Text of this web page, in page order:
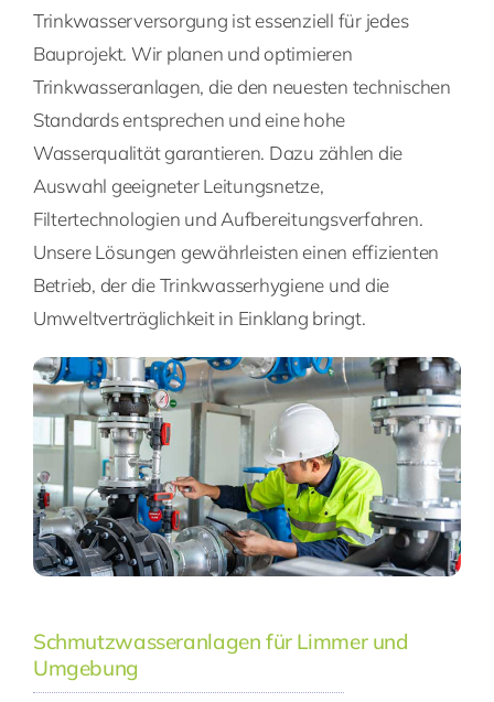
Trinkwasserversorgung ist essenziell für jedes
Bauprojekt. Wir planen und optimieren
Trinkwasseranlagen, die den neuesten technischen
Standards entsprechen und eine hohe
Wasserqualität garantieren. Dazu zählen die
Auswahl geeigneter Leitungsnetze,
Filtertechnologien und Aufbereitungsverfahren.
Unsere Lösungen gewährleisten einen effizienten
Betrieb, der die Trinkwasserhygiene und die
Umweltverträglichkeit in Einklang bringt.
Schmutzwasseranlagen für Limmer und
Umgebung